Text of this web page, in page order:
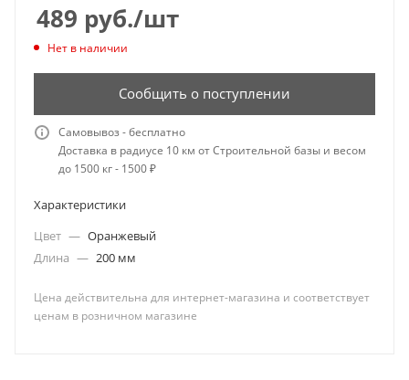
489 руб./шт
Нет в наличии
Сообщить о поступлении
Самовывоз - бесплатно
Доставка в радиусе 10 км от Строительной базы и весом
до 1500 кг - 1500 ₽
Характеристики
Цвет — Оранжевый
Длина — 200 мм
Цена действительна для интернет-магазина и соответствует
ценам в розничном магазине